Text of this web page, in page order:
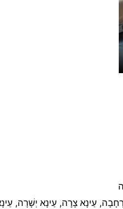
עֵינָא צָרָה, עֵינָא יְשָׁרָה,